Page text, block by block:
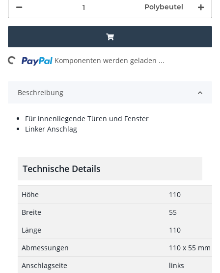
Polybeutel
Komponenten werden geladen ...
Beschreibung
Für innenliegende Türen und Fenster
Linker Anschlag
Technische Details
Höhe
110
Breite
55
Länge
110
Abmessungen
110 x 55 mm
Anschlagseite
links